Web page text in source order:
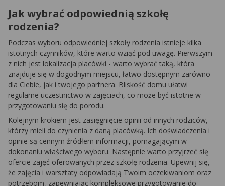
Jak wybrać odpowiednią szkołę
rodzenia?
Podczas wyboru odpowiedniej szkoły rodzenia istnieje kilka
istotnych czynników, które warto wziąć pod uwagę. Pierwszym
z nich jest lokalizacja placówki - warto wybrać taką, która
znajduje się w dogodnym miejscu, łatwo dostępnym zarówno
dla Ciebie, jak i twojego partnera. Bliskość domu ułatwi
regularne uczestnictwo w zajęciach, co może być istotne w
przygotowaniu się do porodu.
Kolejnym krokiem jest zasięgnięcie opinii od innych rodziców,
którzy mieli do czynienia z daną placówką. Ich doświadczenia i
opinie są cennym źródłem informacji, pomagającym w
dokonaniu właściwego wyboru. Następnie warto przyjrzeć się
ofercie zajęć oferowanych przez szkołę rodzenia. Upewnij się,
że zajęcia i warsztaty odpowiadają Twoim oczekiwaniom oraz
potrzebom, zapewniając kompleksowe przygotowanie do